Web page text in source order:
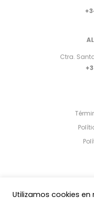
Ctra.
Utilizamos cookies